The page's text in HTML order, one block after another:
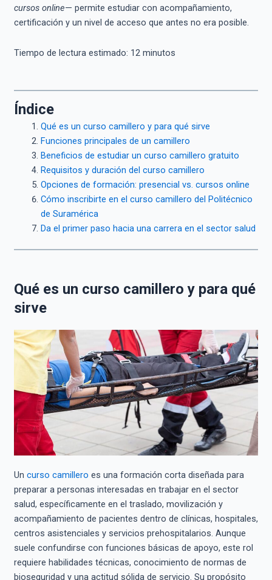
cursos online— permite estudiar con acompañamiento,
certificación y un nivel de acceso que antes no era posible.
Tiempo de lectura estimado: 12minutos
Índice
Qué es un curso camillero y para qué sirve
Funciones principales de un camillero
Beneficios de estudiar un curso camillero gratuito
Requisitos y duración del curso camillero
Opciones de formación: presencial vs. cursos online
Cómo inscribirte en el curso camillero del Politécnico
de Suramérica
Da el primer paso hacia una carrera en el sector salud
Qué es un curso camillero y para qué
sirve
Un curso camillero es una formación corta diseñada para
preparar a personas interesadas en trabajar en el sector
salud, específicamente en el traslado, movilización y
acompañamiento de pacientes dentro de clínicas, hospitales,
centros asistenciales y servicios prehospitalarios. Aunque
suele confundirse con funciones básicas de apoyo, este rol
requiere habilidades técnicas, conocimiento de normas de
bioseguridad y una actitud sólida de servicio. Su propósito